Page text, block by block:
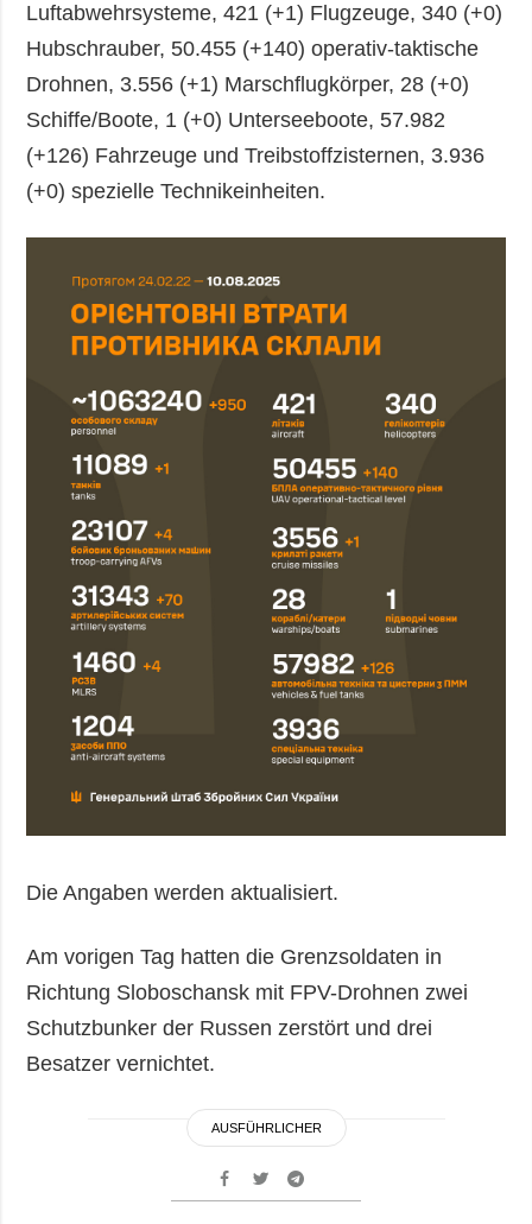
Luftabwehrsysteme, 421 (+1) Flugzeuge, 340 (+0)
Hubschrauber, 50.455 (+140) operativ-taktische
Drohnen, 3.556 (+1) Marschflugkörper, 28 (+0)
Schiffe/Boote, 1 (+0) Unterseeboote, 57.982
(+126) Fahrzeuge und Treibstoffzisternen, 3.936
(+0) spezielle Technikeinheiten.
Die Angaben werden aktualisiert.
Am vorigen Tag hatten die Grenzsoldaten in
Richtung Sloboschansk mit FPV-Drohnen zwei
Schutzbunker der Russen zerstört und drei
Besatzer vernichtet.
AUSFÜHRLICHER